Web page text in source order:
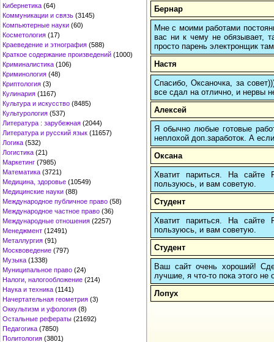
Кибернетика (64)
Коммуникации и связь (3145)
Компьютерные науки (60)
Косметология (17)
Краеведение и этнография (588)
Краткое содержание произведений (1000)
Криминалистика (106)
Криминология (48)
Криптология (3)
Кулинария (1167)
Культура и искусство (8485)
Культурология (537)
Литература : зарубежная (2044)
Литература и русский язык (11657)
Логика (532)
Логистика (21)
Маркетинг (7985)
Математика (3721)
Медицина, здоровье (10549)
Медицинские науки (88)
Международное публичное право (58)
Международное частное право (36)
Международные отношения (2257)
Менеджмент (12491)
Металлургия (91)
Москвоведение (797)
Музыка (1338)
Муниципальное право (24)
Налоги, налогообложение (214)
Наука и техника (1141)
Начертательная геометрия (3)
Оккультизм и уфология (8)
Остальные рефераты (21692)
Педагогика (7850)
Политология (3801)
Бернар
Мне с моими работами
вас ни к чему не обязывает,
просто парень электронщик
Настя
Спасибо, Оксаночка, за
все сдал на отлично, и нервы
Алексей
Я обычно любые готовые
неплохой доп.заработок. А
Оксана
Хватит париться. На
пользуюсь, и вам советую.
Студент
Хватит париться. На
пользуюсь, и вам советую.
Студент
Ваш сайт очень хороший!
лучшие, я что-то пока этого
Лопух